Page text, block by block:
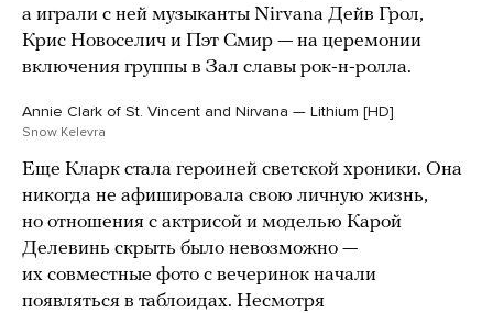
а играли с ней музыканты Nirvana Дейв Грол,
Крис Новоселич и Пэт Смир — на церемонии
включения группы в Зал славы рок-н-ролла.
Annie Clark of St. Vincent and Nirvana — Lithium [HD]
Snow Kelevra
Еще Кларк стала героиней светской хроники. Она
никогда не афишировала свою личную жизнь,
но отношения с актрисой и моделью Карой
Делевинь скрыть было невозможно —
их совместные фото с вечеринок начали
появляться в таблоидах. Несмотря